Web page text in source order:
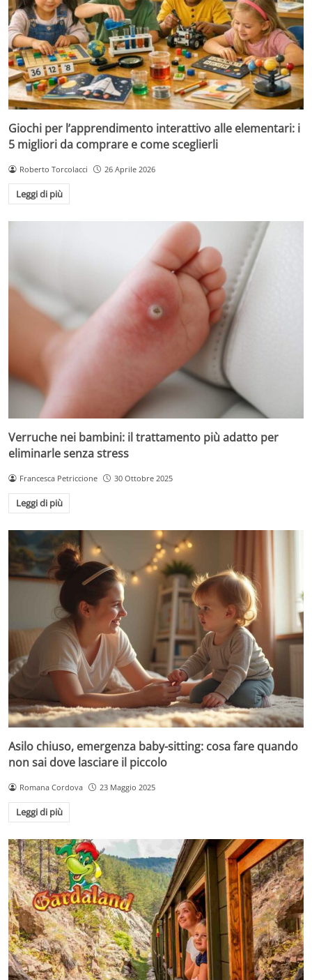
Giochi per l’apprendimento interattivo alle elementari: i
5 migliori da comprare e come sceglierli
Roberto Torcolacci 26 Aprile 2026
Leggi di più
Verruche nei bambini: il trattamento più adatto per
eliminarle senza stress
Francesca Petriccione 30 Ottobre 2025
Leggi di più
Asilo chiuso, emergenza baby-sitting: cosa fare quando
non sai dove lasciare il piccolo
Romana Cordova 23 Maggio 2025
Leggi di più